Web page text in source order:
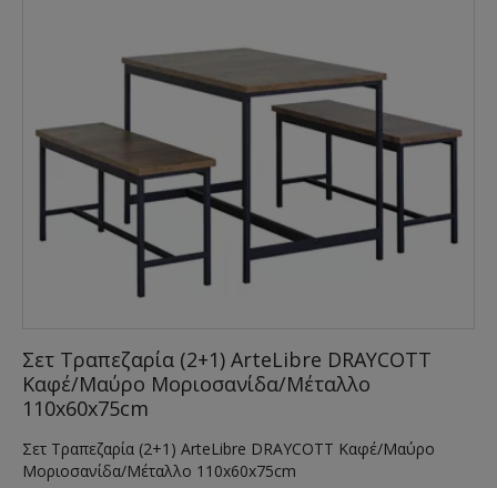
Σετ Τραπεζαρία (2+1) ArteLibre DRAYCOTT
Καφέ/Μαύρο Μοριοσανίδα/Μέταλλο
110x60x75cm
Σετ Τραπεζαρία (2+1) ArteLibre DRAYCOTT Καφέ/Μαύρο
Μοριοσανίδα/Μέταλλο 110x60x75cm